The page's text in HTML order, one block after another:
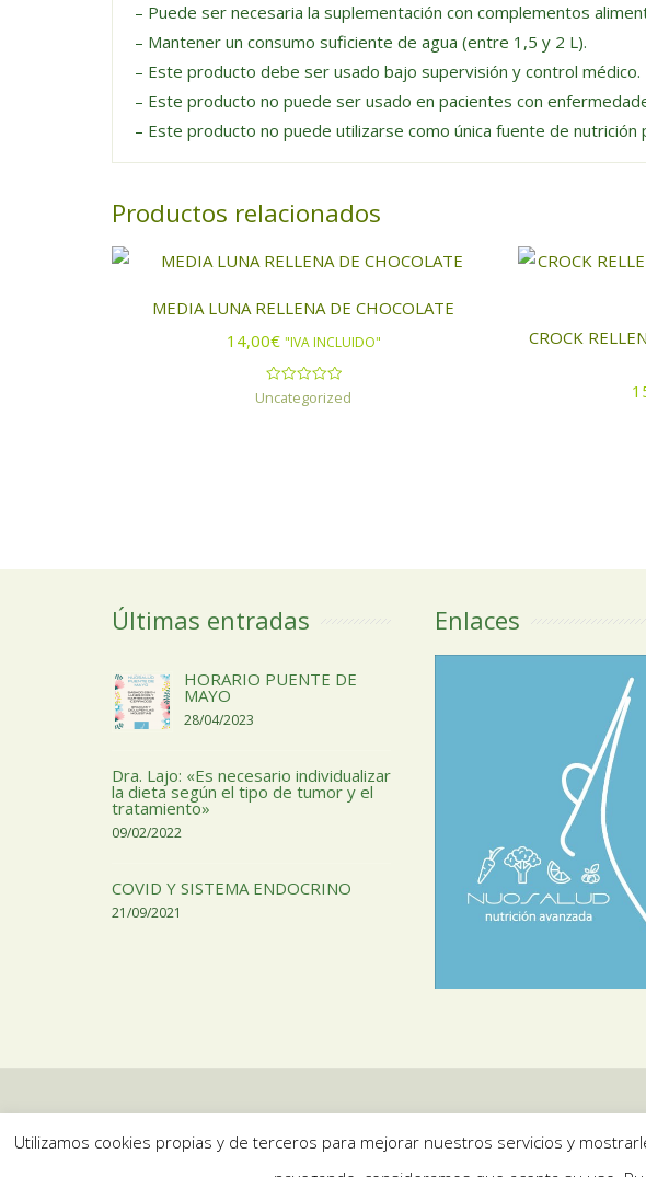
– Puede ser necesaria la suplementación con complementos
– Mantener un consumo suficiente de agua (entre 1,5 y 2 L).
– Este producto debe ser usado bajo supervisión y control médico.
– Este producto no puede ser usado en pacientes con
– Este producto no puede utilizarse como única fuente de
Productos relacionados
MEDIA LUNA RELLENA DE CHOCOLATE
14,00€ "IVA INCLUIDO"
Valorado
con
Uncategorized
CROCK
Últimas entradas
HORARIO PUENTE DE
MAYO
28/04/2023
Dra. Lajo: «Es necesario individualizar
la dieta según el tipo de tumor y el
tratamiento»
09/02/2022
COVID Y SISTEMA ENDOCRINO
21/09/2021
Enlaces
Aviso legal
Utilizamos cookies propias y de terceros para mejorar nuestros servicios y